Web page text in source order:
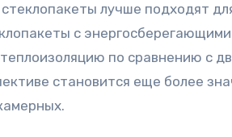
лучше подходят
с
по сравнению с
становится еще более